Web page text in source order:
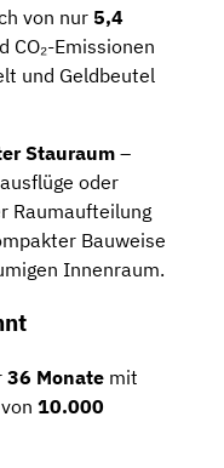
von nur 5,4
CO₂-Emissionen
und Geldbeutel
Stauraum–
oder
Raumaufteilung
Bauweise
Innenraum.
36 Monate mit
10.000